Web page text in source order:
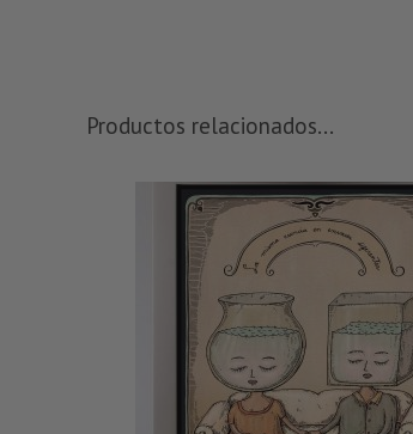
Productos relacionados...